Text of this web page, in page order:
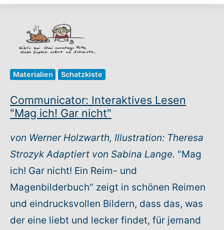
Materialien Schatzkiste
Communicator: Interaktives Lesen
"Mag ich! Gar nicht"
von Werner Holzwarth, Illustration: Theresa
Strozyk Adaptiert von Sabina Lange. "Mag
ich! Gar nicht! Ein Reim- und
Magenbilderbuch" zeigt in schönen Reimen
und eindrucksvollen Bildern, dass das, was
der eine liebt und lecker findet, für jemand